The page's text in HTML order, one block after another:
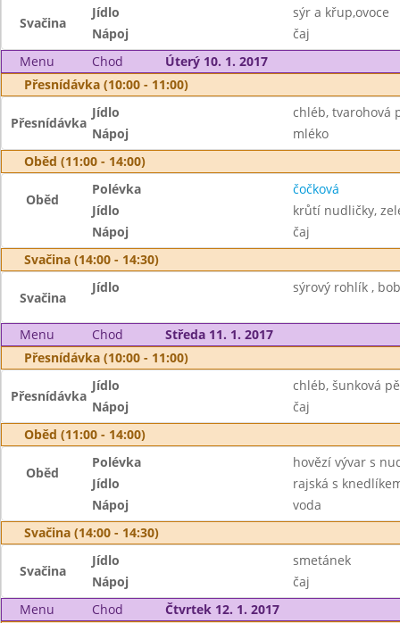
Svačina
Jídlo
sýr a křup,ovoce
Nápoj
čaj
Menu
Chod
Úterý 10. 1. 2017
Přesnídávka (10:00 - 11:00)
Přesnídávka
Jídlo
chléb, tvarohová
Nápoj
mléko
Oběd (11:00 - 14:00)
Oběd
Polévka
čočková
Jídlo
krůtí nudličky,
Nápoj
čaj
Svačina (14:00 - 14:30)
Svačina
Jídlo sýrový rohlík ,
Menu Chod
Středa 11. 1. 2017
Přesnídávka (10:00 - 11:00)
Přesnídávka
Jídlo
chléb, šunková
Nápoj
čaj
Oběd (11:00 - 14:00)
Oběd
Polévka
hovězí vývar s
Jídlo
rajská s
Nápoj
voda
Svačina (14:00 - 14:30)
Svačina
Jídlo
smetánek
Nápoj
čaj
Menu
Chod
Čtvrtek 12. 1. 2017